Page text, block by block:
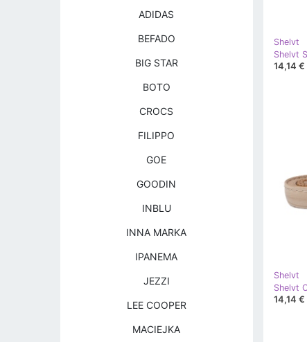
Shelvt
14,14 €
Shelvt
14,14 €
ADIDAS
BEFADO
BIG STAR
BOTO
CROCS
FILIPPO
GOE
GOODIN
INBLU
INNA MARKA
IPANEMA
JEZZI
LEE COOPER
MACIEJKA